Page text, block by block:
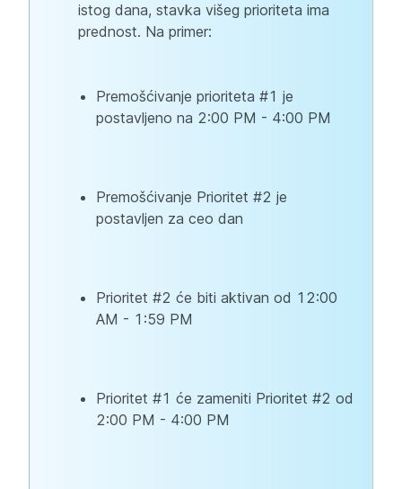
istog dana, stavka višeg prioriteta ima
prednost. Na primer:
Premošćivanje prioriteta #1 je
postavljeno na 2:00 PM - 4:00 PM
Premošćivanje Prioritet #2 je
postavljen za ceo dan
Prioritet #2 će biti aktivan od 12:00
AM - 1:59 PM
Prioritet #1 će zameniti Prioritet #2 od
2:00 PM - 4:00 PM